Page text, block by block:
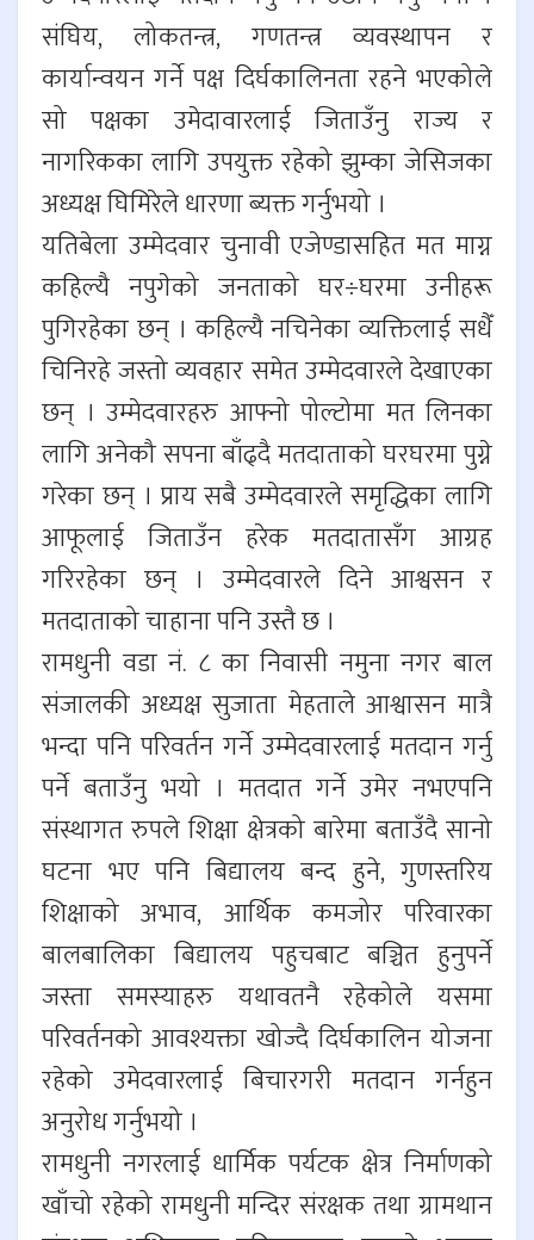
संघिय, लोकतन्त्र, गणतन्त्र व्यवस्थापन र
कार्यान्वयन गर्ने पक्ष दिर्घकालिनता रहने भएकोले
सो पक्षका उमेदावारलाई जिताउँनु राज्य र
नागरिकका लागि उपयुक्त रहेको झुम्का जेसिजका
अध्यक्ष घिमिरेले धारणा ब्यक्त गर्नुभयो ।
यतिबेला उम्मेदवार चुनावी एजेण्डासहित मत माग्न
कहिल्यै नपुगेको जनताको घर÷घरमा उनीहरू
पुगिरहेका छन् । कहिल्यै नचिनेका व्यक्तिलाई सधैँ
चिनिरहे जस्तो व्यवहार समेत उम्मेदवारले देखाएका
छन् । उम्मेदवारहरु आफ्नो पोल्टोमा मत लिनका
लागि अनेकौ सपना बाँढ्दै मतदाताको घरघरमा पुग्ने
गरेका छन् । प्राय सबै उम्मेदवारले समृद्धिका लागि
आफूलाई जिताउँन हरेक मतदातासँग आग्रह
गरिरहेका छन् । उम्मेदवारले दिने आश्वसन र
मतदाताको चाहाना पनि उस्तै छ ।
रामधुनी वडा नं. ८ का निवासी नमुना नगर बाल
संजालकी अध्यक्ष सुजाता मेहताले आश्वासन मात्रै
भन्दा पनि परिवर्तन गर्ने उम्मेदवारलाई मतदान गर्नु
पर्ने बताउँनु भयो । मतदात गर्ने उमेर नभएपनि
संस्थागत रुपले शिक्षा क्षेत्रको बारेमा बताउँदै सानो
घटना भए पनि बिद्यालय बन्द हुने, गुणस्तरिय
शिक्षाको अभाव, आर्थिक कमजोर परिवारका
बालबालिका बिद्यालय पहुचबाट बञ्चित हुनुपर्ने
जस्ता समस्याहरु यथावतनै रहेकोले यसमा
परिवर्तनको आवश्यक्ता खोज्दै दिर्घकालिन योजना
रहेको उमेदवारलाई बिचारगरी मतदान गर्नहुन
अनुरोध गर्नुभयो ।
रामधुनी नगरलाई धार्मिक पर्यटक क्षेत्र निर्माणको
खाँचो रहेको रामधुनी मन्दिर संरक्षक तथा ग्रामथान